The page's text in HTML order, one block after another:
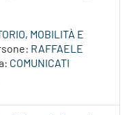
MOBILITÀ E
RAFFAELE
COMUNICATI